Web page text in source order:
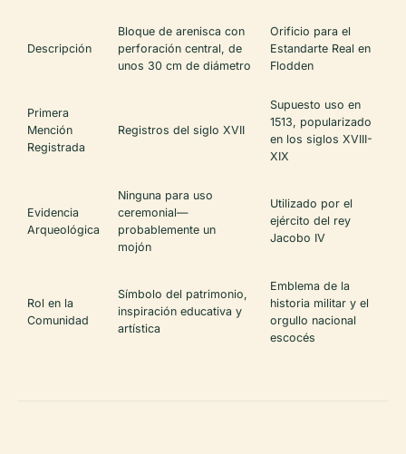
Descripción
Bloque de arenisca con
perforación central, de
unos 30 cm de diámetro
Orificio para el
Estandarte Real en
Flodden
Primera
Mención
Registrada
Registros del siglo XVII
Supuesto uso en
1513, popularizado
en los siglos XVIII-
XIX
Evidencia
Arqueológica
Ninguna para uso
ceremonial—
probablemente un
mojón
Utilizado por el
ejército del rey
Jacobo IV
Rol en la
Comunidad
Símbolo del patrimonio,
inspiración educativa y
artística
Emblema de la
historia militar y el
orgullo nacional
escocés